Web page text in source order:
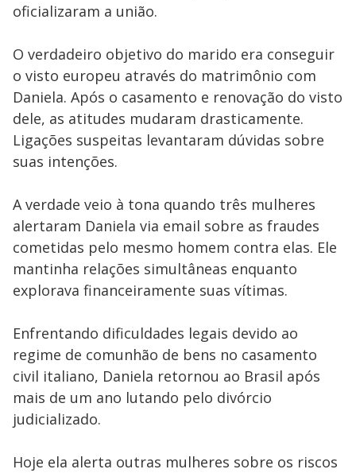
oficializaram a união.
O verdadeiro objetivo do marido era conseguir
o visto europeu através do matrimônio com
Daniela. Após o casamento e renovação do visto
dele, as atitudes mudaram drasticamente.
Ligações suspeitas levantaram dúvidas sobre
suas intenções.
A verdade veio à tona quando três mulheres
alertaram Daniela via email sobre as fraudes
cometidas pelo mesmo homem contra elas. Ele
mantinha relações simultâneas enquanto
explorava financeiramente suas vítimas.
Enfrentando dificuldades legais devido ao
regime de comunhão de bens no casamento
civil italiano, Daniela retornou ao Brasil após
mais de um ano lutando pelo divórcio
judicializado.
Hoje ela alerta outras mulheres sobre os riscos